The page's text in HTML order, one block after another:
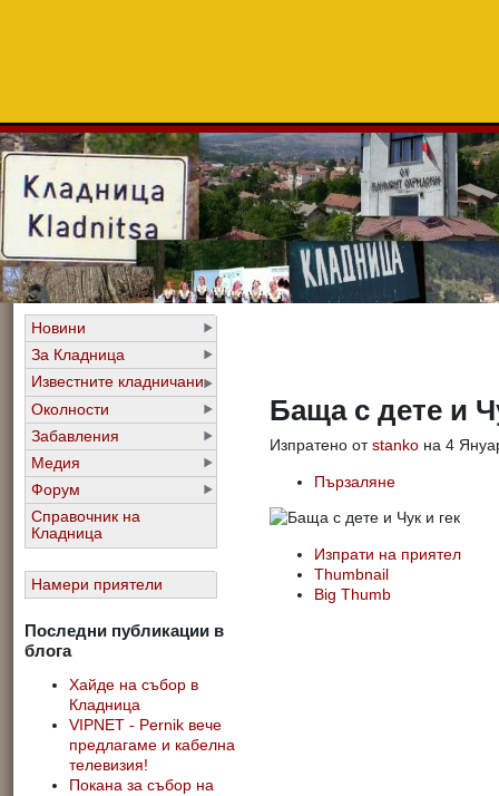
Новини
За Кладница
Известните кладничани
Околности
Забавления
Медия
Форум
Справочник на
Кладница
Намери приятели
Последни публикации в
блога
Хайде на събор в
Кладница
VIPNET - Pernik вече
предлагаме и кабелна
телевизия!
Покана за събор на
Баща с дете и
Изпратено отstanko на 4
Пързаляне
Изпрати на приятел
Thumbnail
Big Thumb